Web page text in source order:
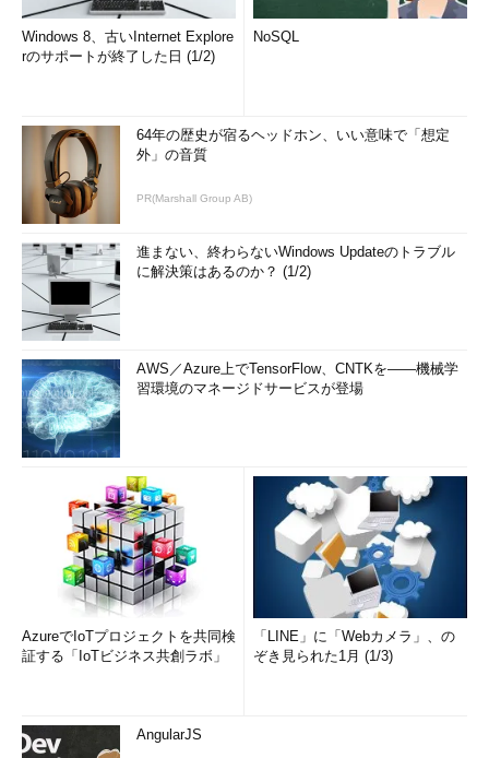
Windows 8、古いInternet Explore
rのサポートが終了した日 (1/2)
NoSQL
64年の歴史が宿るヘッドホン、いい意味で「想定
外」の音質
PR(Marshall Group AB)
進まない、終わらないWindows Updateのトラブル
に解決策はあるのか？ (1/2)
AWS／Azure上でTensorFlow、CNTKを――機械学
習環境のマネージドサービスが登場
AzureでIoTプロジェクトを共同検
証する「IoTビジネス共創ラボ」
「LINE」に「Webカメラ」、の
ぞき見られた1月 (1/3)
AngularJS